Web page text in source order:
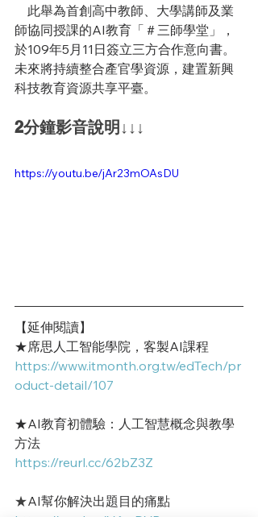
師協同授課的AI教育「＃三師學堂」，
於109年5月11日簽立三方合作意向書。
未來將持續整合產官學資源，建置新興
科技教育資源共享平臺。
2分鐘影音說明↓↓↓
https://youtu.be/jAr23mOAsDU
【延伸閱讀】
★席思人工智能學院，客製AI課程
https://www.itmonth.org.tw/edTech/pr
oduct-detail/107
★AI教育初體驗：人工智慧概念與教學
方法
https://reurl.cc/62bZ3Z
★AI幫你解決出題目的痛點